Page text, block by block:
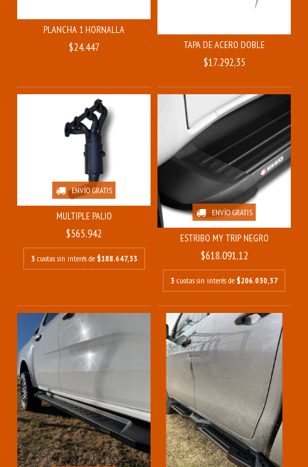
PLANCHA 1 HORNALLA
$24.447 TAPA DE ACERO DOBLE
$17.292,35
ENVÍO GRATIS
MULTIPLE PALIO
$565.942
3 cuotas sin interés de $188.647,33
ENVÍO GRATIS
ESTRIBO MY TRIP NEGRO
$618.091,12
3 cuotas sin interés de $206.030,37